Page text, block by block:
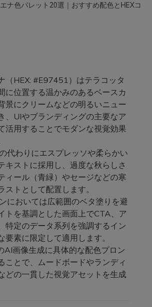
ナ色パレット20選｜おすすめ配色とHEXコ
（HEX: #E97451）はテラコッタ
に位置する温かみのあるベースカ
景にクリームなどの明るいニュー
、UIやブランディングの主要なア
活用することでモダンな視覚効果
わりにエスプレッソや柔らかい
キストに採用し、過度な秋らしさ
ィール（青緑）やセージなどの寒
ストとして配置します。
おいては広範囲のベタ塗りを避
トを基調とした画面上でCTA、ア
特定のデータ系列を強調するイン
要素に限定して適用します。
画像生成に具体的な配色プロン
ことで、ムードボードやランディ
どの一貫した視覚アセットを生成